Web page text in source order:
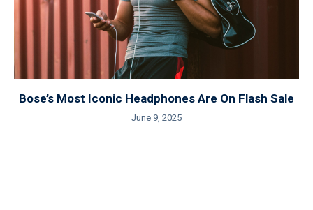
Bose’s Most Iconic Headphones Are On Flash Sale
June 9, 2025